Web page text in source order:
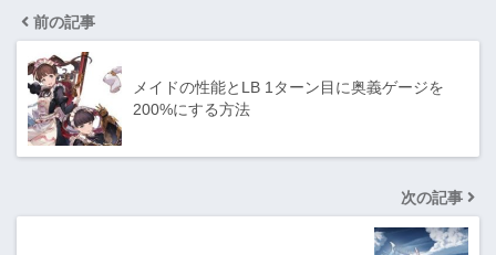
前の記事
メイドの性能とLB 1ターン目に奥義ゲージを
200%にする方法
次の記事